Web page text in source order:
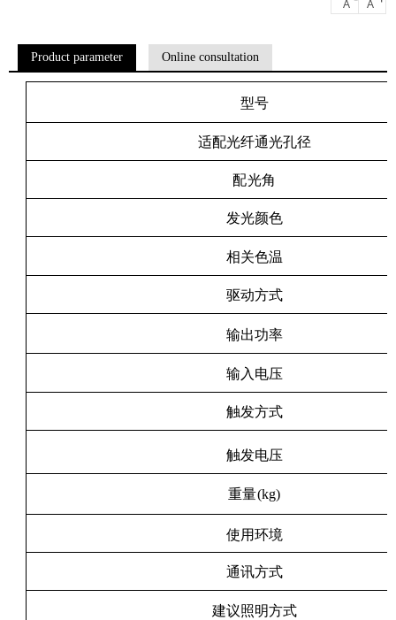
A A
Product parameter Online consultation
型号
适配光纤通光孔径
配光角
发光颜色
相关色温
驱动方式
输出功率
输入电压
触发方式
触发电压
重量(kg)
使用环境
通讯方式
建议照明方式